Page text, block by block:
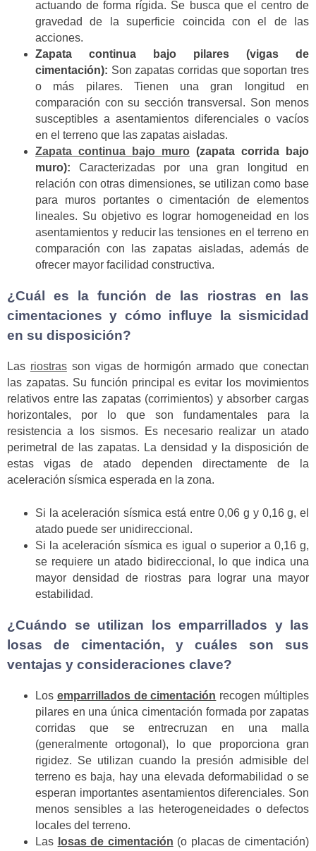
actuando de forma rígida. Se busca que el centro de
gravedad de la superficie coincida con el de las
acciones.
Zapata continua bajo pilares (vigas de
cimentación): Son zapatas corridas que soportan tres
o más pilares. Tienen una gran longitud en
comparación con su sección transversal. Son menos
susceptibles a asentamientos diferenciales o vacíos
en el terreno que las zapatas aisladas.
Zapata continua bajo muro (zapata corrida bajo
muro): Caracterizadas por una gran longitud en
relación con otras dimensiones, se utilizan como base
para muros portantes o cimentación de elementos
lineales. Su objetivo es lograr homogeneidad en los
asentamientos y reducir las tensiones en el terreno en
comparación con las zapatas aisladas, además de
ofrecer mayor facilidad constructiva.
¿Cuál es la función de las riostras en las
cimentaciones y cómo influye la sismicidad
en su disposición?
Las riostrasson vigas de hormigón armado que conectan
las zapatas. Su función principal es evitar los movimientos
relativos entre las zapatas (corrimientos) y absorber cargas
horizontales, por lo que son fundamentales para la
resistencia a los sismos. Es necesario realizar un atado
perimetral de las zapatas. La densidad y la disposición de
estas vigas de atado dependen directamente de la
aceleración sísmica esperada en la zona.
Si la aceleración sísmica está entre 0,06 g y 0,16 g, el
atado puede ser unidireccional.
Si la aceleración sísmica es igual o superior a 0,16 g,
se requiere un atado bidireccional, lo que indica una
mayor densidad de riostras para lograr una mayor
estabilidad.
¿Cuándo se utilizan los emparrillados y las
losas de cimentación, y cuáles son sus
ventajas y consideraciones clave?
Los emparrillados de cimentación recogen múltiples
pilares en una única cimentación formada por zapatas
corridas que se entrecruzan en una malla
(generalmente ortogonal), lo que proporciona gran
rigidez. Se utilizan cuando la presión admisible del
terreno es baja, hay una elevada deformabilidad o se
esperan importantes asentamientos diferenciales. Son
menos sensibles a las heterogeneidades o defectos
locales del terreno.
Las losas de cimentación (o placas de cimentación)